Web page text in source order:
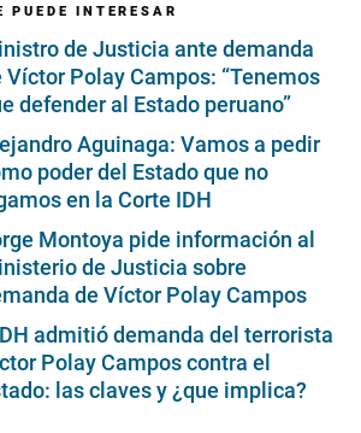
PUEDE INTERESAR
de Justicia ante demanda
Víctor Polay Campos: “Tenemos
defender al Estado peruano”
Aguinaga: Vamos a pedir
poder del Estado que no
en la Corte IDH
Montoya pide información al
de Justicia sobre
de Víctor Polay Campos
admitió demanda del terrorista
Polay Campos contra el
las claves y ¿que implica?